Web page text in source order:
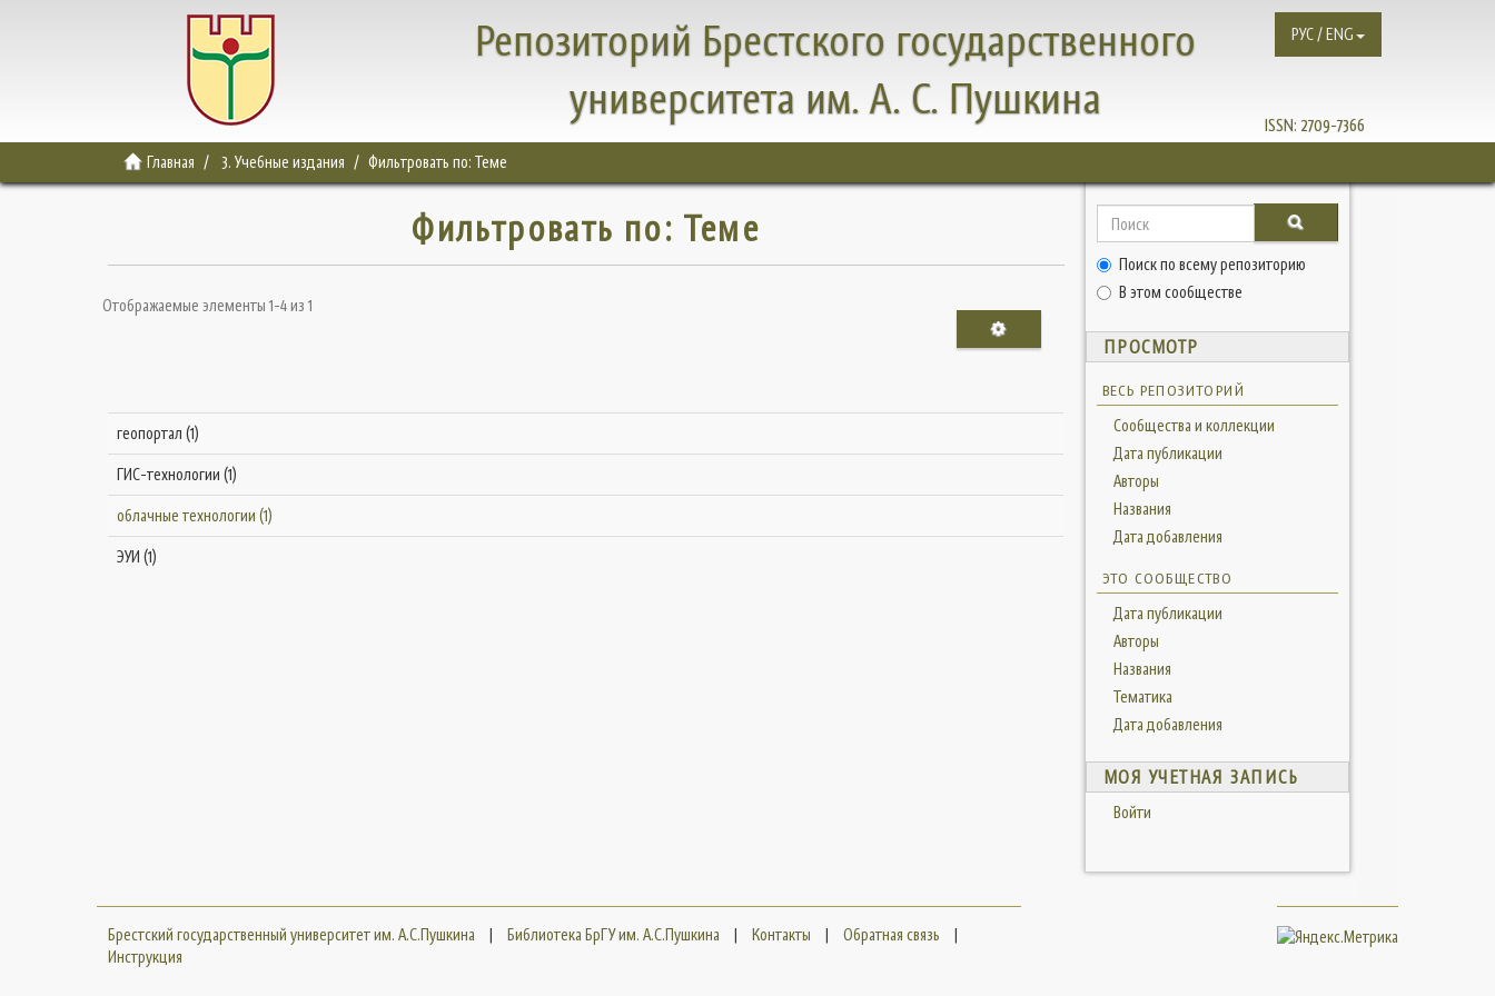
Репозиторий Брестского государственного
университета им. А. С. Пушкина
ISSN: 2709-7366
РУС / ENG
Главная 3. Учебные издания Фильтровать по: Теме
Фильтровать по: Теме
Отображаемые элементы 1-4 из 1
геопортал (1)
ГИС-технологии (1)
облачные технологии (1)
ЭУИ (1)
Поиск по всему репозиторию
В этом сообществе
ПРОСМОТР
ВЕСЬ РЕПОЗИТОРИЙ
Сообщества и коллекции
Дата публикации
Авторы
Названия
Дата добавления
ЭТО СООБЩЕСТВО
Дата публикации
Авторы
Названия
Тематика
Дата добавления
МОЯ УЧЕТНАЯ ЗАПИСЬ
Войти
Брестский государственный университет им. А.С.Пушкина | Библиотека БрГУ им. А.С.Пушкина | Контакты | Обратная связь
|
Инструкция